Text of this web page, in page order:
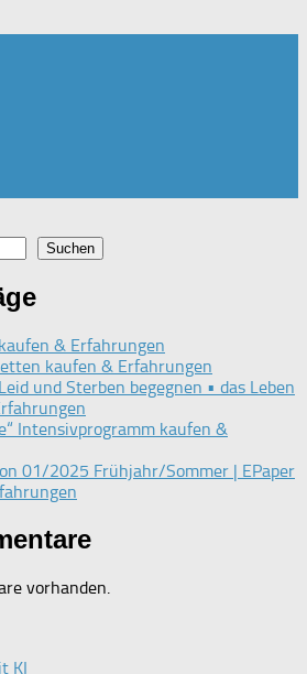
Suchen
& Erfahrungen
kaufen & Erfahrungen
und Sterben begegnen • das Leben
Intensivprogramm kaufen &
01/2025 Frühjahr/Sommer | EPaper
vorhanden.
KI